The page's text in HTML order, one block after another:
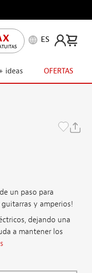
ES
ideas OFERTAS
un paso para
y amperios!
dejando una
a mantener los